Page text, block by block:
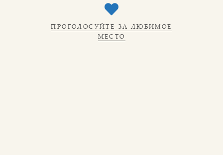
ПРОГОЛОСУЙТЕ ЗА ЛЮБИМОЕ
МЕСТО